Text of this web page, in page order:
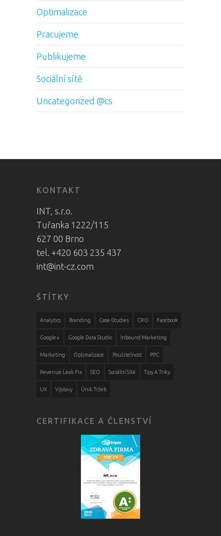
Optimalizace
Pracujeme
Publikujeme
Sociální sítě
Uncategorized @cs
KONTAKT
INT, s.r.o.
Tuřanka 1222/115
627 00 Brno
tel. +420 603 235 437
int@int-cz.com
ŠTÍTKY
Analytics Branding Case-Studies CRO Facebook
Google+ Google Data Studio Inbound Marketing
Marketing Optimalizace Použitelnost PPC
Revenue Leak Fix SEO Sociální Sítě Tipy A Triky
UX Výstavy Únik Tržeb
CERTIFIKACE A ČLENSTVÍ